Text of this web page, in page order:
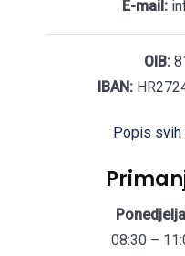
E-mail:
OIB:
IBAN:
Popis svih
08:30 –